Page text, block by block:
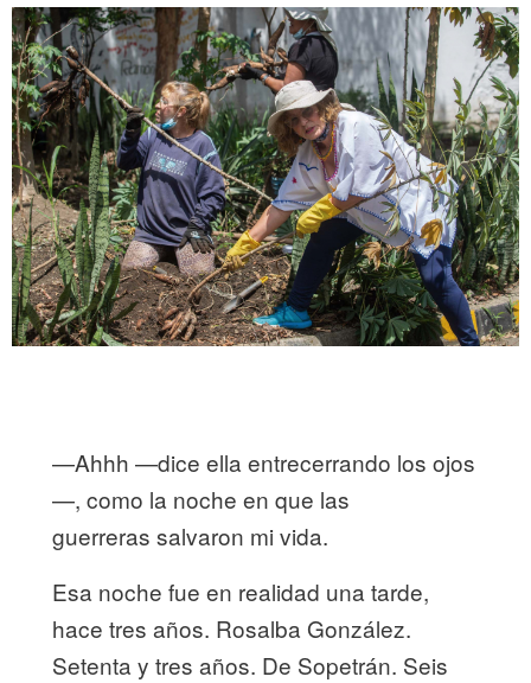
—Ahhh —dice ella entrecerrando los ojos
—, como la noche en que las
guerreras salvaron mi vida.
Esa noche fue en realidad una tarde,
hace tres años. Rosalba González.
Setenta y tres años. De Sopetrán. Seis